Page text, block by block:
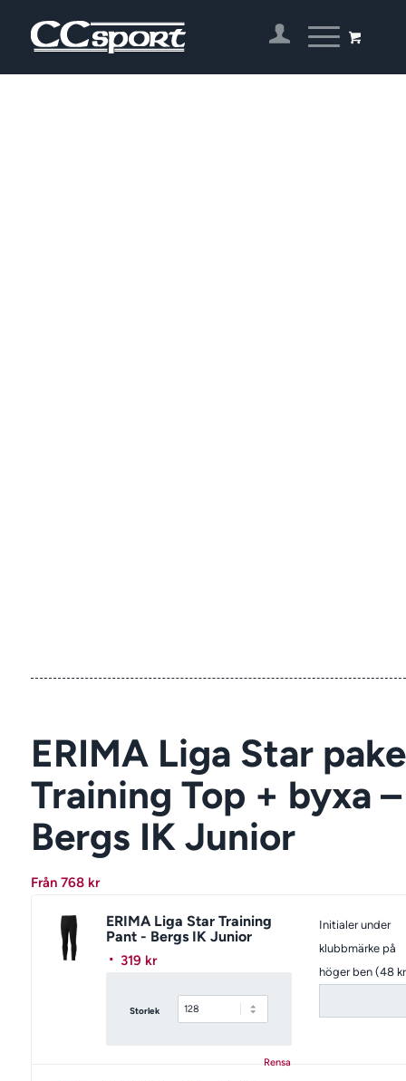
ERIMA Liga Star
Training Top + byxa –
Bergs IK Junior
Från 768 kr
ERIMA Liga Star Training
Pant - Bergs IK Junior
319 kr
Storlek
Rensa
Initialer under
klubbmärke på
höger ben (48